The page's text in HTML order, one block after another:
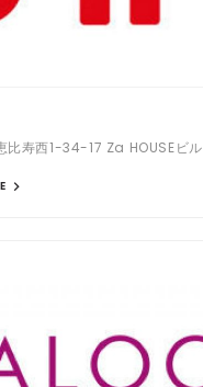
比寿西1-34-17 Za HOUSEビル